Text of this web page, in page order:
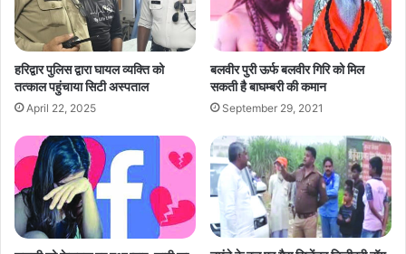
हरिद्वार पुलिस द्वारा घायल व्यक्ति को
तत्काल पहुंचाया सिटी अस्पताल
April 22, 2025
बलवीर पुरी ऊर्फ बलवीर गिरि को मिल
सकती है बाघम्बरी की कमान
September 29, 2021